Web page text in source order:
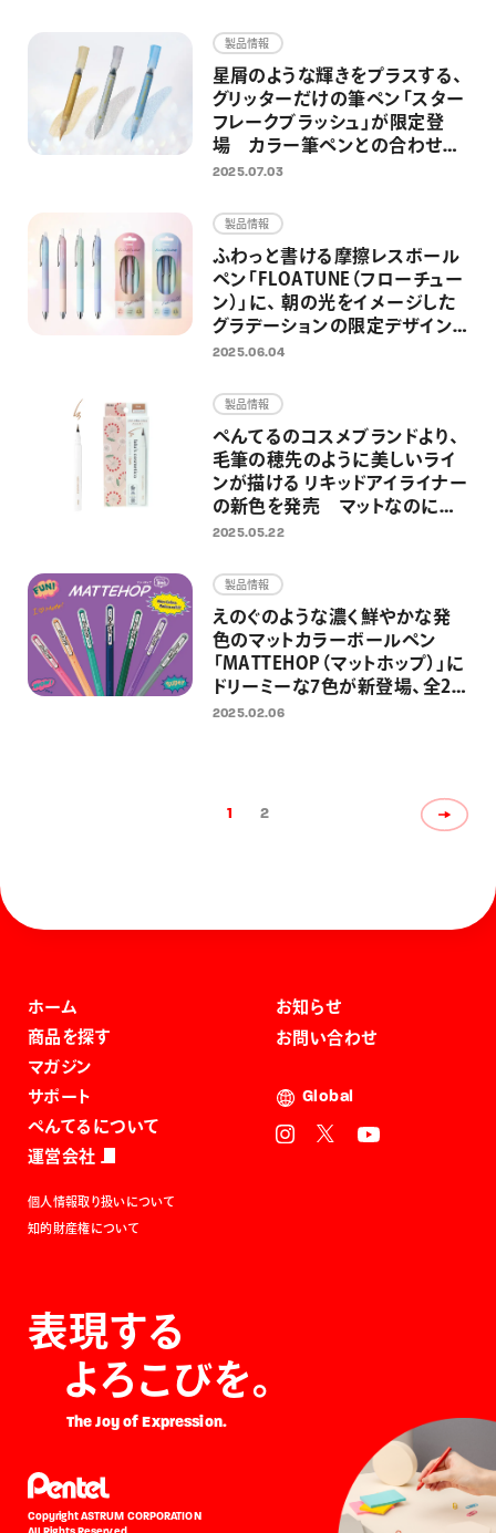
ートクレヨン画展」募集開始
製品情報
星屑のような輝きをプラスする、
グリッターだけの筆ペン「スター
フレークブラッシュ」が限定登
場 カラー筆ペンとの合わせ使
いを楽しめる限定セットも同時
2025.07.03
製品情報
ふわっと書ける摩擦レスボール
ペン「FLOATUNE（フローチュー
ン）」に、 朝の光をイメージした
グラデーションの限定デザイン
が登場
2025.06.04
製品情報
ぺんてるのコスメブランドより、
毛筆の穂先のように美しいライ
ンが描ける リキッドアイライナー
の新色を発売 マットなのにツ
ヤもあるブラウン系の新色
色展開に
2025.05.22
製品情報
えのぐのような濃く鮮やかな発
色のマットカラーボールペン
「MATTEHOP（マットホップ）」に
ドリーミーな7色が新登場、全21
色展開に 「文房具屋さん大賞
2025.02.06
1 2
ホーム
商品を探す
マガジン
サポート
ぺんてるについて
運営会社
お知らせ
お問い合わせ
Global
個人情報取り扱いについて
知的財産権について
表現する
よろこびを。
The Joy of Expression.
Copyright ASTRUM CORPORATION